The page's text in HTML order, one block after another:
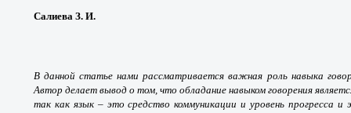
Салиева З. И.
В данной статье нами рассматривается важная роль навыка
Автор делает вывод о том, что обладание навыком говорения
так как язык – это средство коммуникации и уровень прогресса и